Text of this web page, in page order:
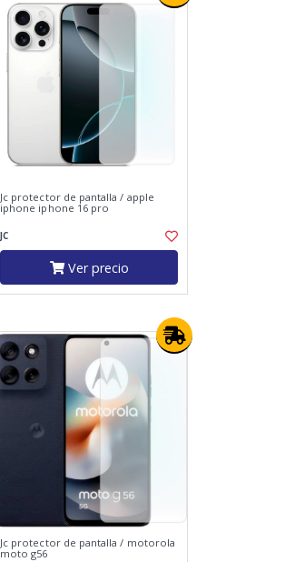
Jc protector de pantalla / apple
iphone iphone 16 pro
JC
Ver precio
Jc protector de pantalla / motorola
moto g56